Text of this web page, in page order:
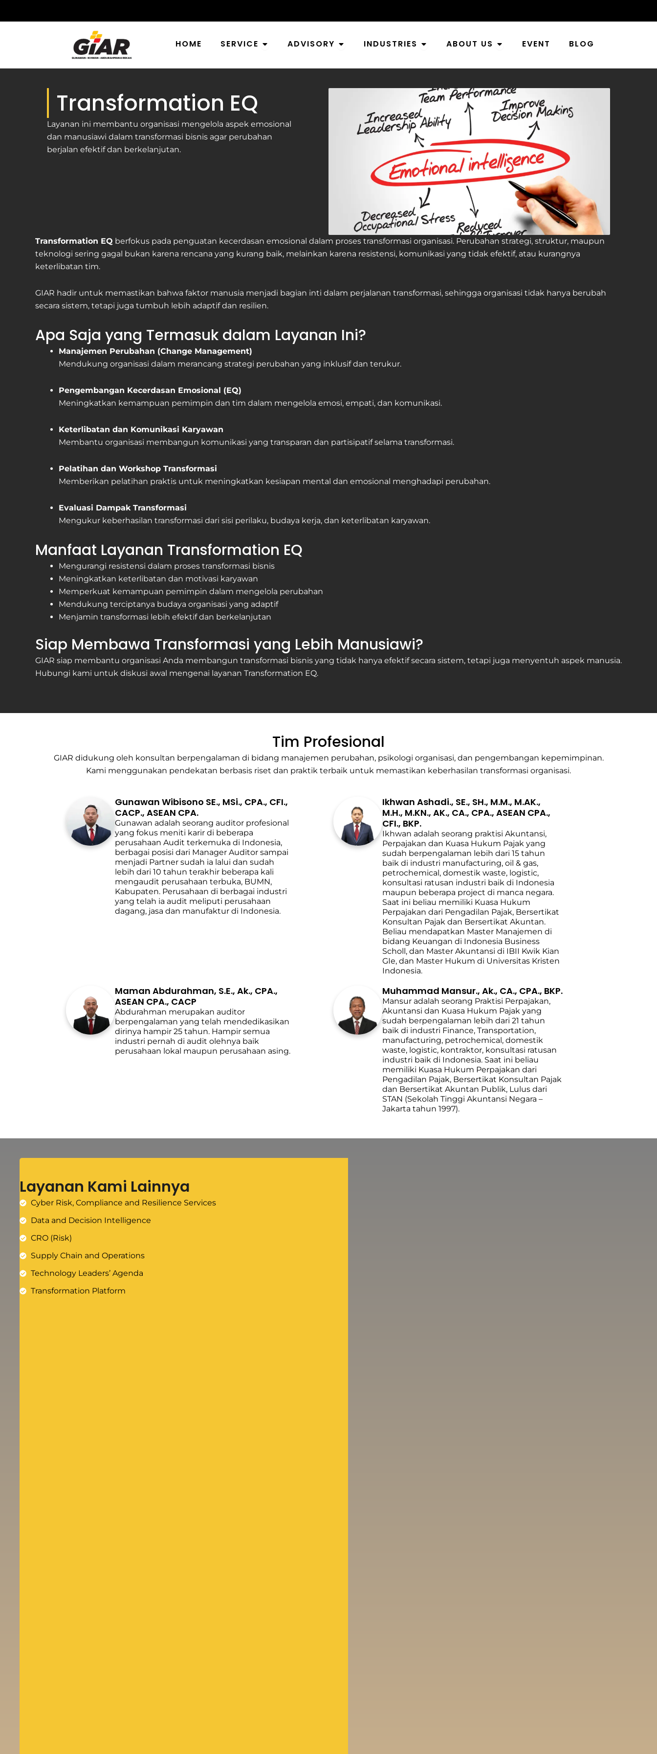
HOME SERVICE Open Service
ADVISORY Open Advisory
INDUSTRIES Open Industries
ABOUT US Open About Us
EVENT BLOG
Transformation EQ
Layanan ini membantu organisasi mengelola aspek emosional
dan manusiawi dalam transformasi bisnis agar perubahan
berjalan efektif dan berkelanjutan.
Transformation EQ berfokus pada penguatan kecerdasan emosional dalam proses transformasi organisasi. Perubahan strategi, struktur, maupun
teknologi sering gagal bukan karena rencana yang kurang baik, melainkan karena resistensi, komunikasi yang tidak efektif, atau kurangnya
keterlibatan tim.
GIAR hadir untuk memastikan bahwa faktor manusia menjadi bagian inti dalam perjalanan transformasi, sehingga organisasi tidak hanya berubah
secara sistem, tetapi juga tumbuh lebih adaptif dan resilien.
Apa Saja yang Termasuk dalam Layanan Ini?
Manajemen Perubahan (Change Management)
Mendukung organisasi dalam merancang strategi perubahan yang inklusif dan terukur.
Pengembangan Kecerdasan Emosional (EQ)
Meningkatkan kemampuan pemimpin dan tim dalam mengelola emosi, empati, dan komunikasi.
Keterlibatan dan Komunikasi Karyawan
Membantu organisasi membangun komunikasi yang transparan dan partisipatif selama transformasi.
Pelatihan dan Workshop Transformasi
Memberikan pelatihan praktis untuk meningkatkan kesiapan mental dan emosional menghadapi perubahan.
Evaluasi Dampak Transformasi
Mengukur keberhasilan transformasi dari sisi perilaku, budaya kerja, dan keterlibatan karyawan.
Manfaat Layanan Transformation EQ
Mengurangi resistensi dalam proses transformasi bisnis
Meningkatkan keterlibatan dan motivasi karyawan
Memperkuat kemampuan pemimpin dalam mengelola perubahan
Mendukung terciptanya budaya organisasi yang adaptif
Menjamin transformasi lebih efektif dan berkelanjutan
Siap Membawa Transformasi yang Lebih Manusiawi?
GIAR siap membantu organisasi Anda membangun transformasi bisnis yang tidak hanya efektif secara sistem, tetapi juga menyentuh aspek manusia.
Hubungi kami untuk diskusi awal mengenai layanan Transformation EQ.
Tim Profesional
GIAR didukung oleh konsultan berpengalaman di bidang manajemen perubahan, psikologi organisasi, dan pengembangan kepemimpinan.
Kami menggunakan pendekatan berbasis riset dan praktik terbaik untuk memastikan keberhasilan transformasi organisasi.
Gunawan Wibisono SE., MSi., CPA., CFI.,
CACP., ASEAN CPA.
Gunawan adalah seorang auditor profesional
yang fokus meniti karir di beberapa
perusahaan Audit terkemuka di Indonesia,
berbagai posisi dari Manager Auditor sampai
menjadi Partner sudah ia lalui dan sudah
lebih dari 10 tahun terakhir beberapa kali
mengaudit perusahaan terbuka, BUMN,
Kabupaten. Perusahaan di berbagai industri
yang telah ia audit meliputi perusahaan
dagang, jasa dan manufaktur di Indonesia.
Ikhwan Ashadi., SE., SH., M.M., M.AK.,
M.H., M.KN., AK., CA., CPA., ASEAN CPA.,
CFI., BKP.
Ikhwan adalah seorang praktisi Akuntansi,
Perpajakan dan Kuasa Hukum Pajak yang
sudah berpengalaman lebih dari 15 tahun
baik di industri manufacturing, oil & gas,
petrochemical, domestik waste, logistic,
konsultasi ratusan industri baik di Indonesia
maupun beberapa project di manca negara.
Saat ini beliau memiliki Kuasa Hukum
Perpajakan dari Pengadilan Pajak, Bersertikat
Konsultan Pajak dan Bersertikat Akuntan.
Beliau mendapatkan Master Manajemen di
bidang Keuangan di Indonesia Business
Scholl, dan Master Akuntansi di IBII Kwik Kian
GIe, dan Master Hukum di Universitas Kristen
Indonesia.
Maman Abdurahman, S.E., Ak., CPA.,
ASEAN CPA., CACP
Abdurahman merupakan auditor
berpengalaman yang telah mendedikasikan
dirinya hampir 25 tahun. Hampir semua
industri pernah di audit olehnya baik
perusahaan lokal maupun perusahaan asing.
Muhammad Mansur., Ak., CA., CPA., BKP.
Mansur adalah seorang Praktisi Perpajakan,
Akuntansi dan Kuasa Hukum Pajak yang
sudah berpengalaman lebih dari 21 tahun
baik di industri Finance, Transportation,
manufacturing, petrochemical, domestik
waste, logistic, kontraktor, konsultasi ratusan
industri baik di Indonesia. Saat ini beliau
memiliki Kuasa Hukum Perpajakan dari
Pengadilan Pajak, Bersertikat Konsultan Pajak
dan Bersertikat Akuntan Publik, Lulus dari
STAN (Sekolah Tinggi Akuntansi Negara –
Jakarta tahun 1997).
Layanan Kami Lainnya
Cyber Risk, Compliance and Resilience Services
Data and Decision Intelligence
CRO (Risk)
Supply Chain and Operations
Technology Leaders’ Agenda
Transformation Platform